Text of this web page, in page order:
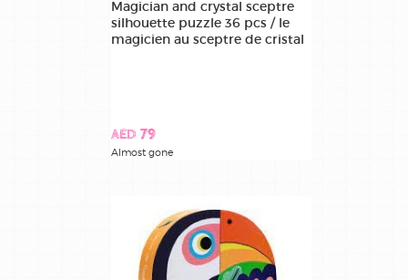
Magician and crystal sceptre
silhouette puzzle 36 pcs / le
magicien au sceptre de cristal
AED 79
Almost gone